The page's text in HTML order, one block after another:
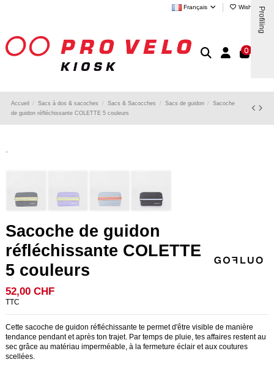
Français Wishlist (0
0
Accueil Sacs à dos & sacoches Sacs & Sacocches Sacs de guidon
Sacoche
de guidon réfléchissante COLETTE 5 couleurs
Sacoche de guidon
réfléchissante COLETTE
5 couleurs
52,00 CHF
TTC
Cette sacoche de guidon réfléchissante te permet d'être visible de manière
tendance pendant et après ton trajet. Par temps de pluie, tes affaires restent au
sec grâce au matériau imperméable, à la fermeture éclair et aux coutures
scellées.
Profiling